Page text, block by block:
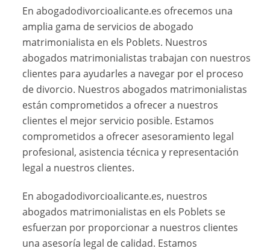
En abogadodivorcioalicante.es ofrecemos una
amplia gama de servicios de abogado
matrimonialista en els Poblets. Nuestros
abogados matrimonialistas trabajan con nuestros
clientes para ayudarles a navegar por el proceso
de divorcio. Nuestros abogados matrimonialistas
están comprometidos a ofrecer a nuestros
clientes el mejor servicio posible. Estamos
comprometidos a ofrecer asesoramiento legal
profesional, asistencia técnica y representación
legal a nuestros clientes.
En abogadodivorcioalicante.es, nuestros
abogados matrimonialistas en els Poblets se
esfuerzan por proporcionar a nuestros clientes
una asesoría legal de calidad. Estamos